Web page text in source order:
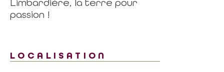
Limbardière, la terre pour
passion !
LOCALISATION